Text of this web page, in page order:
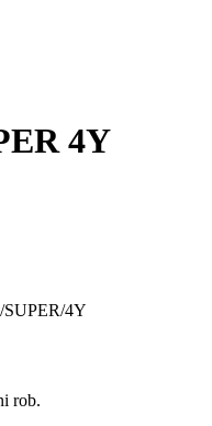
4Y
4Y
rob.